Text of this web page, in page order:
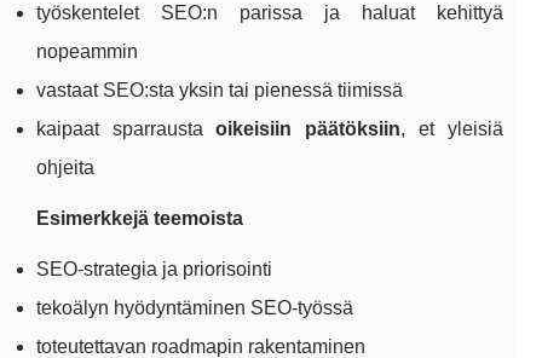
työskentelet SEO:n parissa ja haluat kehittyä
nopeammin
vastaat SEO:sta yksin tai pienessä tiimissä
kaipaat sparraustaoikeisiin päätöksiin, et yleisiä
ohjeita
Esimerkkejä teemoista
SEO-strategia ja priorisointi
tekoälyn hyödyntäminen SEO-työssä
toteutettavan roadmapin rakentaminen